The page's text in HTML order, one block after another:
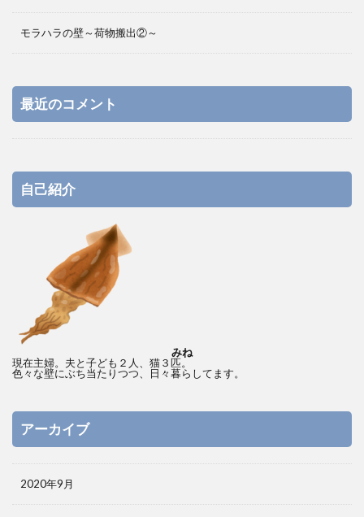
モラハラの壁～荷物搬出②～
最近のコメント
自己紹介
みね
現在主婦。夫と子ども２人、猫３匹。
色々な壁にぶち当たりつつ、日々暮らしてます。
アーカイブ
2020年9月